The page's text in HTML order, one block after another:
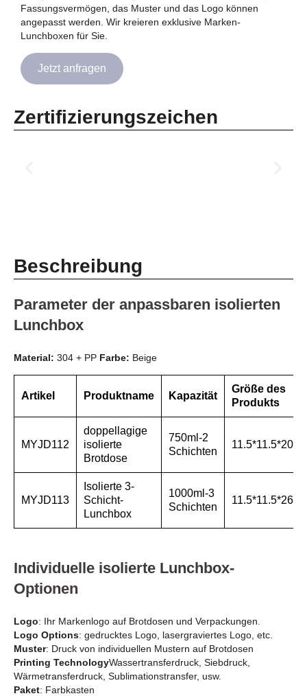
Fassungsvermögen, das Muster und das Logo können
angepasst werden. Wir kreieren exklusive Marken-
Lunchboxen für Sie.
Jetzt anfragen
Zertifizierungszeichen
Beschreibung
Parameter der anpassbaren isolierten
Lunchbox
Material: 304 + PP Farbe: Beige
Artikel Produktname Kapazität
Größe des
Produkts
MYJD112
doppellagige
isolierte
Brotdose
750ml-2
Schichten
11.5*11.5*20
MYJD113
Isolierte 3-
Schicht-
Lunchbox
1000ml-3
Schichten
11.5*11.5*26
Individuelle isolierte Lunchbox-
Optionen
Logo: Ihr Markenlogo auf Brotdosen und Verpackungen.
Logo Options: gedrucktes Logo, lasergraviertes Logo, etc.
Muster: Druck von individuellen Mustern auf Brotdosen
Printing TechnologyWassertransferdruck, Siebdruck,
Wärmetransferdruck, Sublimationstransfer, usw.
Paket: Farbkasten